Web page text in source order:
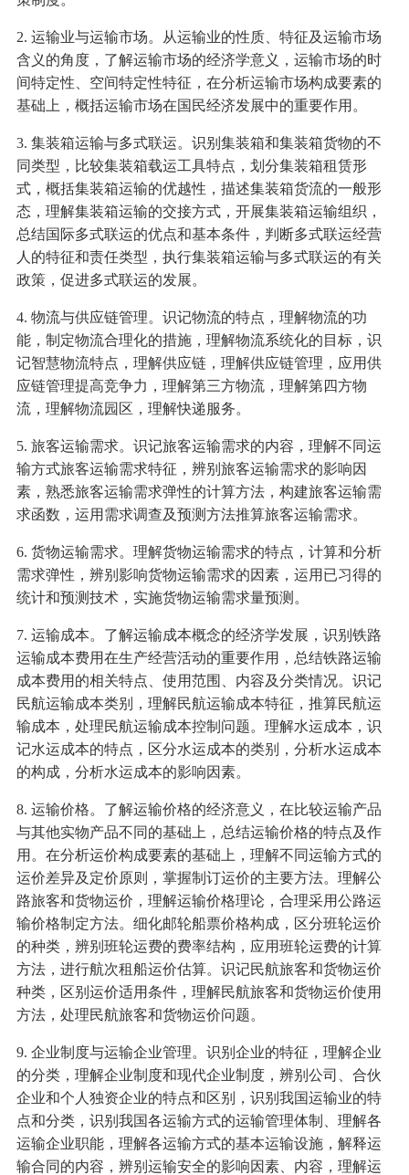
2. 运输业与运输市场。从运输业的性质、特征及运输市场
含义的角度，了解运输市场的经济学意义，运输市场的时
间特定性、空间特定性特征，在分析运输市场构成要素的
基础上，概括运输市场在国民经济发展中的重要作用。
3. 集装箱运输与多式联运。识别集装箱和集装箱货物的不
同类型，比较集装箱载运工具特点，划分集装箱租赁形
式，概括集装箱运输的优越性，描述集装箱货流的一般形
态，理解集装箱运输的交接方式，开展集装箱运输组织，
总结国际多式联运的优点和基本条件，判断多式联运经营
人的特征和责任类型，执行集装箱运输与多式联运的有关
政策，促进多式联运的发展。
4. 物流与供应链管理。识记物流的特点，理解物流的功
能，制定物流合理化的措施，理解物流系统化的目标，识
记智慧物流特点，理解供应链，理解供应链管理，应用供
应链管理提高竞争力，理解第三方物流，理解第四方物
流，理解物流园区，理解快递服务。
5. 旅客运输需求。识记旅客运输需求的内容，理解不同运
输方式旅客运输需求特征，辨别旅客运输需求的影响因
素，熟悉旅客运输需求弹性的计算方法，构建旅客运输需
求函数，运用需求调查及预测方法推算旅客运输需求。
6. 货物运输需求。理解货物运输需求的特点，计算和分析
需求弹性，辨别影响货物运输需求的因素，运用已习得的
统计和预测技术，实施货物运输需求量预测。
7. 运输成本。了解运输成本概念的经济学发展，识别铁路
运输成本费用在生产经营活动的重要作用，总结铁路运输
成本费用的相关特点、使用范围、内容及分类情况。识记
民航运输成本类别，理解民航运输成本特征，推算民航运
输成本，处理民航运输成本控制问题。理解水运成本，识
记水运成本的特点，区分水运成本的类别，分析水运成本
的构成，分析水运成本的影响因素。
8. 运输价格。了解运输价格的经济意义，在比较运输产品
与其他实物产品不同的基础上，总结运输价格的特点及作
用。在分析运价构成要素的基础上，理解不同运输方式的
运价差异及定价原则，掌握制订运价的主要方法。理解公
路旅客和货物运价，理解运输价格理论，合理采用公路运
输价格制定方法。细化邮轮船票价格构成，区分班轮运价
的种类，辨别班轮运费的费率结构，应用班轮运费的计算
方法，进行航次租船运价估算。识记民航旅客和货物运价
种类，区别运价适用条件，理解民航旅客和货物运价使用
方法，处理民航旅客和货物运价问题。
9. 企业制度与运输企业管理。识别企业的特征，理解企业
的分类，理解企业制度和现代企业制度，辨别公司、合伙
企业和个人独资企业的特点和区别，识别我国运输业的特
点和分类，识别我国各运输方式的运输管理体制、理解各
运输企业职能，理解各运输方式的基本运输设施，解释运
输合同的内容，辨别运输安全的影响因素、内容，理解运